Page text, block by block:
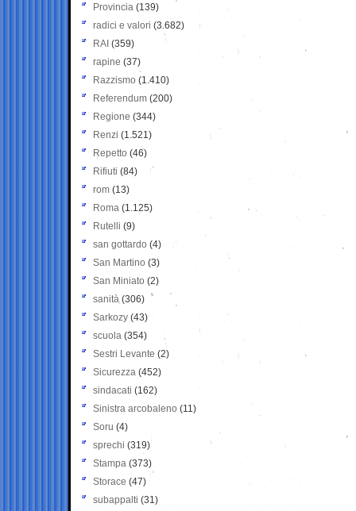
Provincia (139)
radici e valori (3.682)
RAI (359)
rapine (37)
Razzismo (1.410)
Referendum (200)
Regione (344)
Renzi (1.521)
Repetto (46)
Rifiuti (84)
rom (13)
Roma (1.125)
Rutelli (9)
san gottardo (4)
San Martino (3)
San Miniato (2)
sanità (306)
Sarkozy (43)
scuola (354)
Sestri Levante (2)
Sicurezza (452)
sindacati (162)
Sinistra arcobaleno (11)
Soru (4)
sprechi (319)
Stampa (373)
Storace (47)
subappalti (31)